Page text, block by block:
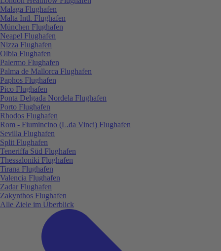
Malaga Flughafen
Malta Intl. Flughafen
München Flughafen
Neapel Flughafen
Nizza Flughafen
Olbia Flughafen
Palermo Flughafen
Palma de Mallorca Flughafen
Paphos Flughafen
Pico Flughafen
Ponta Delgada Nordela Flughafen
Porto Flughafen
Rhodos Flughafen
Rom - Fiumincino (L.da Vinci) Flughafen
Sevilla Flughafen
Split Flughafen
Teneriffa Süd Flughafen
Thessaloniki Flughafen
Tirana Flughafen
Valencia Flughafen
Zadar Flughafen
Zakynthos Flughafen
Alle Ziele im Überblick